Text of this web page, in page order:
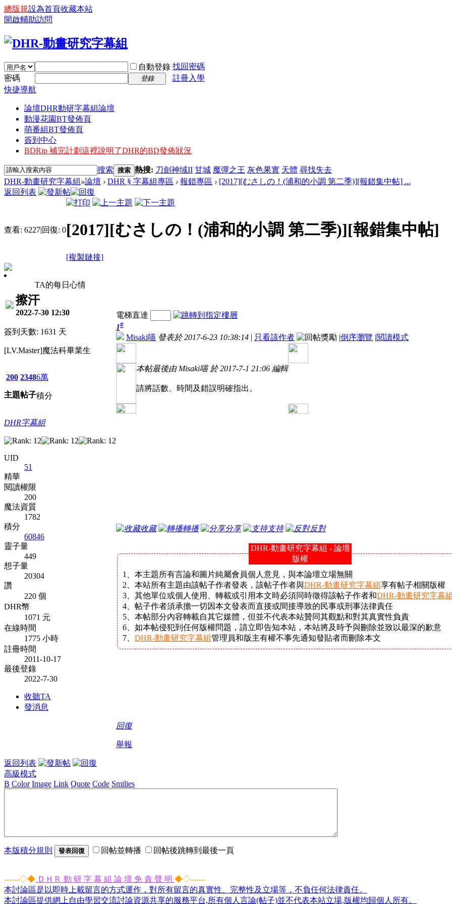
總版規設為首頁收藏本站
開啟輔助訪問
自動登錄 找回密碼
密碼
登錄
註冊入學
快捷導航
論壇DHR動研字幕組論壇
動漫花園BT發佈頁
萌番組BT發佈頁
簽到中心
BDRip 補完計劃這裡說明了DHR的BD發佈狀況
搜索 搜索 熱搜: 刀劍神域II 甘城 魔彈之王 灰色果實 天體 尋找失去
DHR-動畫研究字幕組»論壇 › DHR § 字幕組專區 › 報錯專區 › [2017][むさしの！(浦和的小調 第二季)][報錯集中帖] ...
返回列表
查看: 6227|回復: 0[2017][むさしの！(浦和的小調 第二季)][報錯集中帖]
[複製鏈接]
TA的每日心情
擦汗
2022-7-30 12:30
簽到天數: 1631 天
[LV.Master]魔法科畢業生
200
主題
2348
帖子
6萬
積分
DHR字幕組
UID
51
精華
閱讀權限
200
魔法資質
1782
積分
60846
靈子量
449
想子量
20304
讚
220 個
DHR幣
1071 元
在線時間
1775 小時
註冊時間
2011-10-17
最後登錄
2022-7-30
收聽TA
發消息
電梯直達
1#
Misaki喵 發表於 2017-6-23 10:38:14 | 只看該作者 |倒序瀏覽 |閱讀模式
本帖最後由 Misaki喵 於 2017-7-1 21:06 編輯
請將話數、時間及錯誤明確指出。
收藏 轉播 分享 支持 反對
DHR-動畫研究字幕組 - 論壇
版權
1、本主題所有言論和圖片純屬會員個人意見，與本論壇立場無關
2、本站所有主題由該帖子作者發表，該帖子作者與DHR-動畫研究字幕組享有帖子相關版權
3、其他單位或個人使用、轉載或引用本文時必須同時徵得該帖子作者和DHR-動畫研究字幕組
4、帖子作者須承擔一切因本文發表而直接或間接導致的民事或刑事法律責任
5、本帖部分內容轉載自其它媒體，但並不代表本站贊同其觀點和對其真實性負責
6、如本帖侵犯到任何版權問題，請立即告知本站，本站將及時予與刪除並致以最深的歉意
7、 DHR-動畫研究字幕組管理員和版主有權不事先通知發貼者而刪除本文
回復
舉報
返回列表
高級模式
B Color Image Link Quote Code Smilies
本版積分規則 發表回復 回帖並轉播 回帖後跳轉到最後一頁
------◇◆ ＤＨＲ 動 研 字 幕 組 論 壇 免 責 聲 明 ◆◇------
本討論區是以即時上載留言的方式運作，對所有留言的真實性、完整性及立場等，不負任何法律責任。
本討論區提供網上自由學習交流討論資源共享的服務平台,所有個人言論(帖子)並不代表本站立場,版權均歸個人所有。